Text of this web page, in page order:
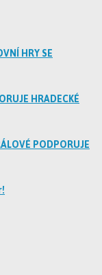
HRY SE
HRADECKÉ
PODPORUJE